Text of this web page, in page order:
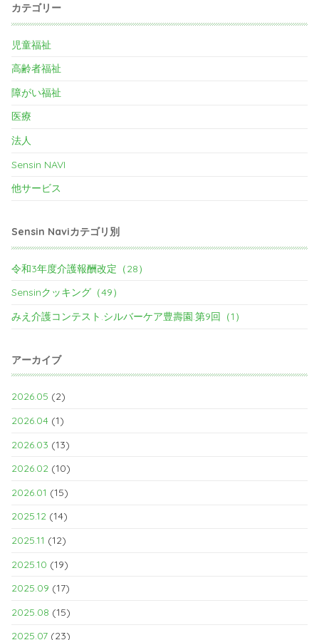
カテゴリー
児童福祉
高齢者福祉
障がい福祉
医療
法人
Sensin NAVI
他サービス
Sensin Naviカテゴリ別
令和3年度介護報酬改定（28）
Sensinクッキング（49）
みえ介護コンテスト.シルバーケア豊壽園.第9回（1）
アーカイブ
2026.05 (2)
2026.04 (1)
2026.03 (13)
2026.02 (10)
2026.01 (15)
2025.12 (14)
2025.11 (12)
2025.10 (19)
2025.09 (17)
2025.08 (15)
2025.07 (23)